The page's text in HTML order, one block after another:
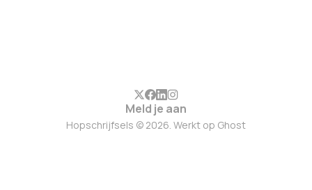
Meld je aan
Hopschrijfsels © 2026. Werkt op Ghost